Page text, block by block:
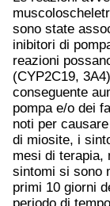
sono state
inibitori di
reazioni
(CYP2C19,
conseguente
pompa e/o dei
noti per
di miosite, i
mesi di terapia,
sintomi si sono
primi 10 giorni